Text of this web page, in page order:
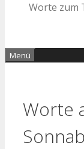
Worte zum
Menü
Worte